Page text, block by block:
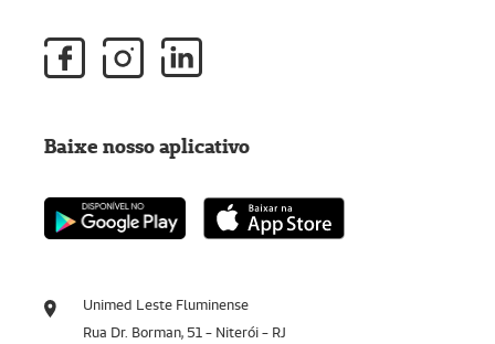
Unimed Leste Fluminense
Rua Dr. Borman, 51 - Niterói - RJ
Baixe nosso aplicativo